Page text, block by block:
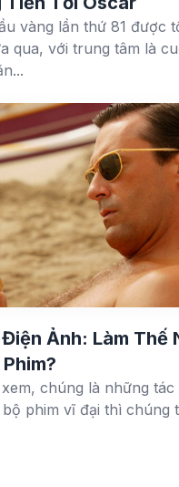
vàng lần thứ 81 được
qua, với trung tâm là
Ảnh: Làm Thế
chúng là những tác
phim vĩ đại thì chúng